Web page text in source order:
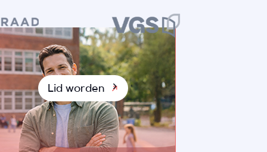
Lid worden